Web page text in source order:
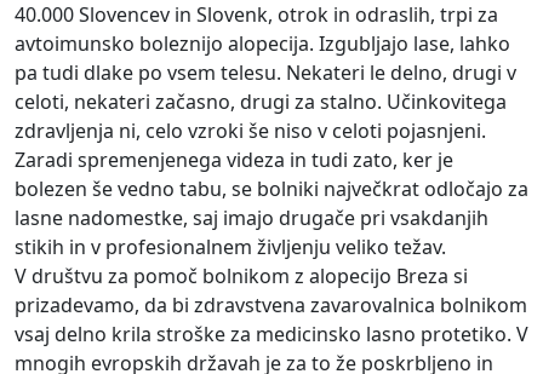
40.000 Slovencev in Slovenk, otrok in odraslih, trpi za
avtoimunsko boleznijo alopecija. Izgubljajo lase, lahko
pa tudi dlake po vsem telesu. Nekateri le delno, drugi v
celoti, nekateri začasno, drugi za stalno. Učinkovitega
zdravljenja ni, celo vzroki še niso v celoti pojasnjeni.
Zaradi spremenjenega videza in tudi zato, ker je
bolezen še vedno tabu, se bolniki največkrat odločajo za
lasne nadomestke, saj imajo drugače pri vsakdanjih
stikih in v profesionalnem življenju veliko težav.
V društvu za pomoč bolnikom z alopecijo Breza si
prizadevamo, da bi zdravstvena zavarovalnica bolnikom
vsaj delno krila stroške za medicinsko lasno protetiko. V
mnogih evropskih državah je za to že poskrbljeno in